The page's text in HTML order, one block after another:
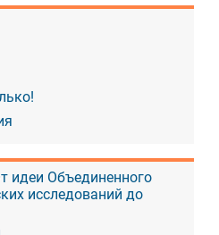
идеи Объединенного
исследований до